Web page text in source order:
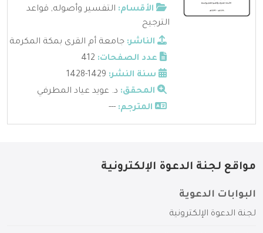
الأقسام: التفسير وأصوله, قواعد
الترجيح
الناشر: جامعة أم القرى بمكة المكرمة
عدد الصفحات:
سنة النشر:
المحقق: د. عويد عياد المطرفي
المترجم: ---
مواقع لجنة الدعوة الإلكترونية
البوابات الدعوية
لجنة الدعوة الإلكترونية